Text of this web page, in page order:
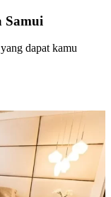
Samui
dapat kamu